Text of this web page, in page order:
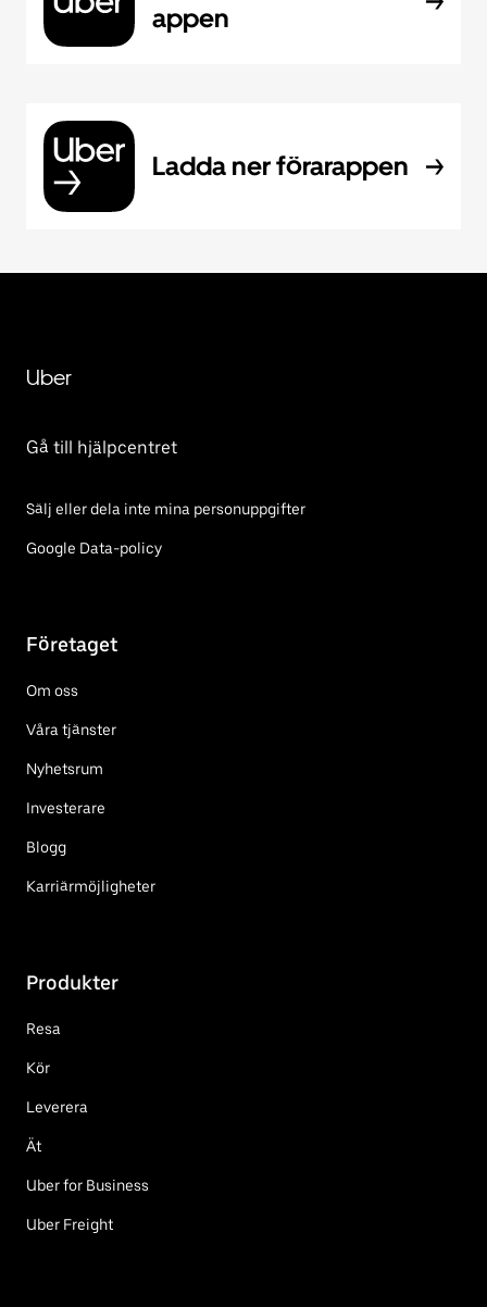
appen
Ladda ner förarappen
Uber
Gå till hjälpcentret
Sälj eller dela inte mina personuppgifter
Google Data-policy
Företaget
Om oss
Våra tjänster
Nyhetsrum
Investerare
Blogg
Karriärmöjligheter
Produkter
Resa
Kör
Leverera
Ät
Uber for Business
Uber Freight